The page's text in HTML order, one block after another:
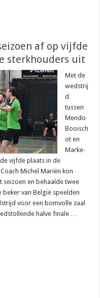
af op vijfde
sterkhouders uit
Met de
wedstrij
d
tussen
Mendo
Booisch
ot en
Marke-
vijfde plaats in de
Michel Mariën kon
seizoen en behaalde twee
van België speelden
voor een bomvolle zaal
halve finale …